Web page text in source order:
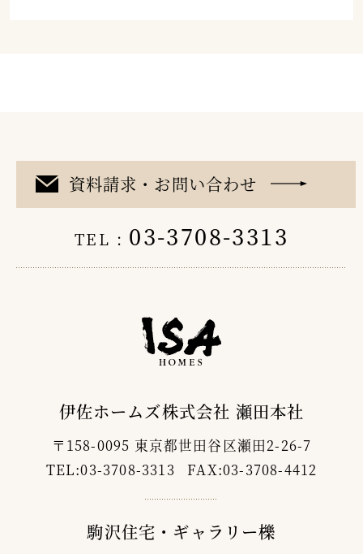
資料請求・お問い合わせ
TEL : 03-3708-3313
伊佐ホームズ株式会社 瀬田本社
〒158-0095 東京都世田谷区瀬田2-26-7
TEL:03-3708-3313 FAX:03-3708-4412
駒沢住宅・ギャラリー櫟